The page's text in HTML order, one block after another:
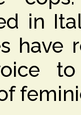
in
have
to